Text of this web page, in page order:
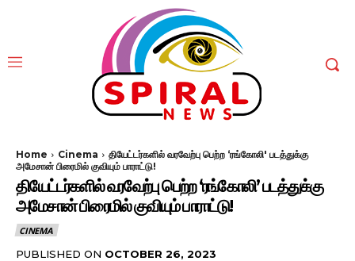
Home Cinema
தியேட்டர்களில் வரவேற்பு பெற்ற ‘ரங்கோலி' படத்துக்கு
அமேசான் பிரைமில் குவியும் பாராட்டு!
தியேட்டர்களில் வரவேற்பு பெற்ற ‘ரங்கோலி’ படத்துக்கு
அமேசான் பிரைமில் குவியும் பாராட்டு!
CINEMA
PUBLISHED ON OCTOBER 26, 2023